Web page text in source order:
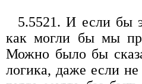
5.5521. И если бы
как могли бы мы
Можно было бы
логика, даже если